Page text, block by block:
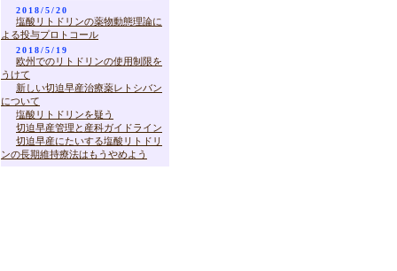
2018/5/20
塩酸リトドリンの薬物動態理論に
よる投与プロトコール
2018/5/19
欧州でのリトドリンの使用制限を
うけて
新しい切迫早産治療薬レトシバン
について
塩酸リトドリンを疑う
切迫早産管理と産科ガイドライン
切迫早産にたいする塩酸リトドリ
ンの長期維持療法はもうやめよう